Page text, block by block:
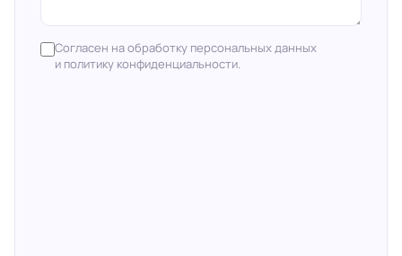
Согласен на обработку персональных данных
и политику конфиденциальности.